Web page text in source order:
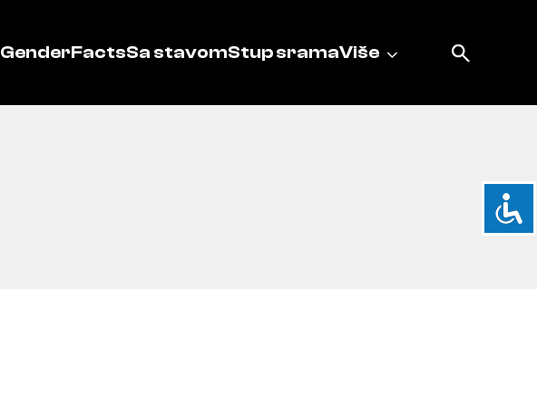
GenderFactsSa stavomStup sramaViše